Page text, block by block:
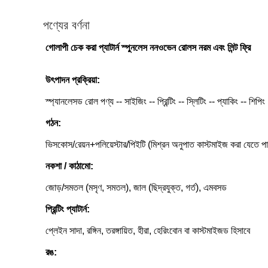
পণ্যের বর্ণনা
গোলাপী চেক করা প্যাটার্ন স্পুনলেস ননওভেন রোলস নরম এবং লিন্ট ফ্রি
উৎপাদন প্রক্রিয়া:
স্প্যানলেসড রোল পণ্য -- সাইজিং -- প্রিন্টিং -- স্লিটিং -- প্যাকিং -- শিপিং
গঠন:
ভিসকোস/রেয়ন+পলিয়েস্টার/পিইটি (মিশ্রন অনুপাত কাস্টমাইজ করা যেতে
নকশা / কাঠামো:
জোড়/সমতল (মসৃণ, সমতল), জাল (ছিদ্রযুক্ত, গর্ত), এমবসড
প্রিন্টিং প্যাটার্ন:
প্লেইন সাদা, রঙ্গিন, তরঙ্গায়িত, হীরা, হেরিংবোন বা কাস্টমাইজড হিসাবে
রঙ: